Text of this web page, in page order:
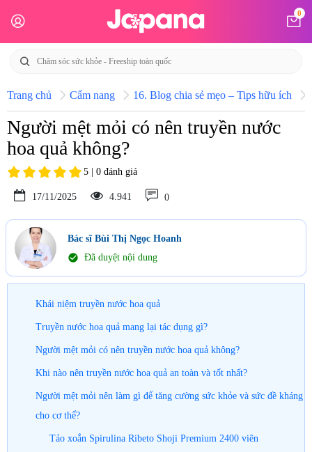
0
Trang chủ Cẩm nang 16. Blog chia sẻ mẹo – Tips hữu ích
Người mệt mỏi có nên truyền nước
hoa quả không?
5 | 0 đánh giá
17/11/2025 4.941 0
Bác sĩ Bùi Thị Ngọc Hoanh
check_circle Đã duyệt nội dung
Khái niệm truyền nước hoa quả
Truyền nước hoa quả mang lại tác dụng gì?
Người mệt mỏi có nên truyền nước hoa quả không?
Khi nào nên truyền nước hoa quả an toàn và tốt nhất?
Người mệt mỏi nên làm gì để tăng cường sức khỏe và sức đề kháng
cho cơ thể?
Tảo xoắn Spirulina Ribeto Shoji Premium 2400 viên